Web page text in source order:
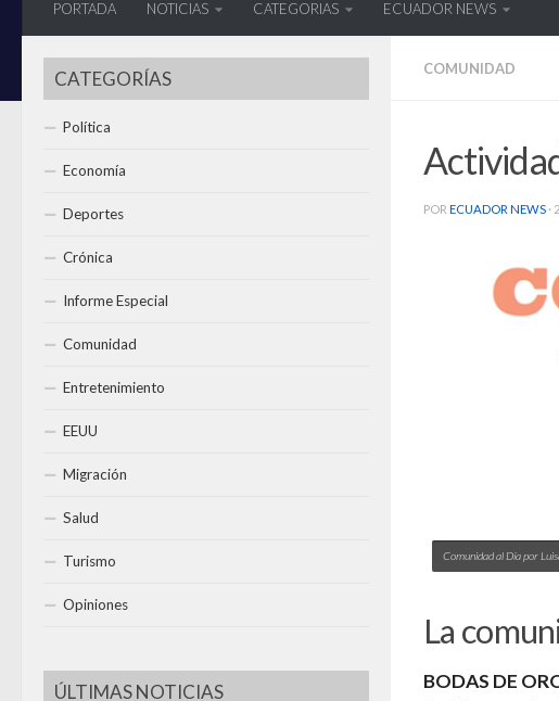
PORTADA NOTICIAS CATEGORIAS ECUADOR NEWS
COMUNIDAD
POR ECUADOR NEWS ·
Comunidad al Día por
La
BODAS DE
CATEGORÍAS
Política
Economía
Deportes
Crónica
Informe Especial
Comunidad
Entretenimiento
EEUU
Migración
Salud
Turismo
Opiniones
ÚLTIMAS NOTICIAS